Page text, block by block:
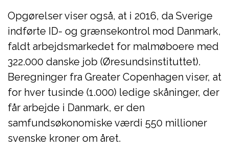
Opgørelser viser også, at i 2016, da Sverige
indførte ID- og grænsekontrol mod Danmark,
faldt arbejdsmarkedet for malmøboere med
322.000 danske job (Øresundsinstituttet).
Beregninger fra Greater Copenhagen viser, at
for hver tusinde (1.000) ledige skåninger, der
får arbejde i Danmark, er den
samfundsøkonomiske værdi 550 millioner
svenske kroner om året.